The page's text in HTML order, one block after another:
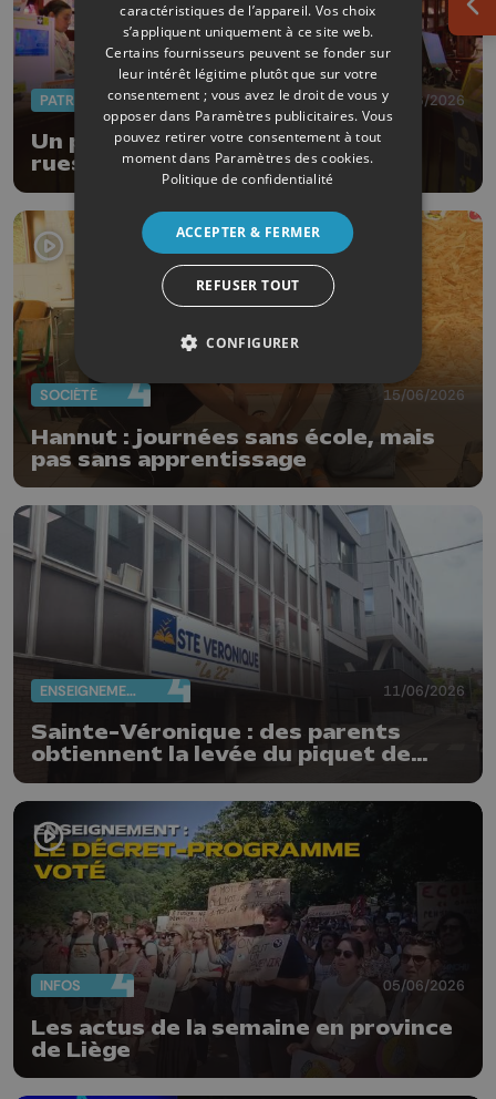
PATRIMOINE 18/06/2026
Un parcours thématique dans les
rues de la Ville de Liège
SOCIÉTÉ 15/06/2026
Hannut : journées sans école, mais
pas sans apprentissage
ENSEIGNEMENT 11/06/2026
Sainte-Véronique : des parents
obtiennent la levée du piquet de
INFOS 05/06/2026
Les actus de la semaine en province
de Liège
caractéristiques de l’appareil. Vos choix
s’appliquent uniquement à ce site web.
Certains fournisseurs peuvent se fonder sur
leur intérêt légitime plutôt que sur votre
consentement ; vous avez le droit de vous y
opposer dans Paramètres publicitaires. Vous
pouvez retirer votre consentement à tout
moment dans Paramètres des cookies.
Politique de confidentialité
ACCEPTER & FERMER
REFUSER TOUT
CONFIGURER